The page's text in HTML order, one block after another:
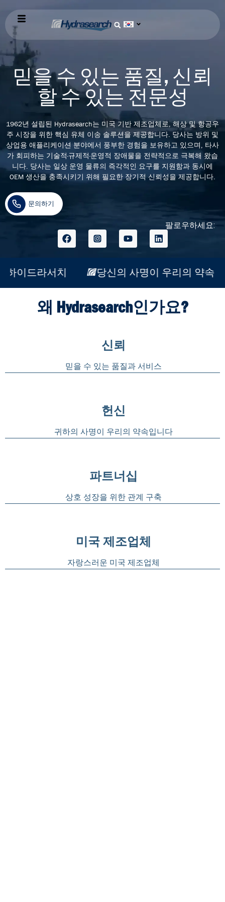
믿을 수 있는 품질, 신뢰
할 수 있는 전문성
1962년 설립된 Hydrasearch는 미국 기반 제조업체로, 해상 및 항공우
주 시장을 위한 핵심 유체 이송 솔루션을 제공합니다. 당사는 방위 및
상업용 애플리케이션 분야에서 풍부한 경험을 보유하고 있으며, 타사
가 회피하는 기술적·규제적·운영적 장애물을 전략적으로 극복해 왔습
니다. 당사는 일상 운영 물류의 즉각적인 요구를 지원함과 동시에
OEM 생산을 충족시키기 위해 필요한 장기적 신뢰성을 제공합니다.
문의하기
팔로우하세요:
니다 하이드라서치 당신의 사명이
왜 Hydrasearch인가요?
신뢰
믿을 수 있는 품질과 서비스
헌신
귀하의 사명이 우리의 약속입니다
파트너십
상호 성장을 위한 관계 구축
미국 제조업체
자랑스러운 미국 제조업체